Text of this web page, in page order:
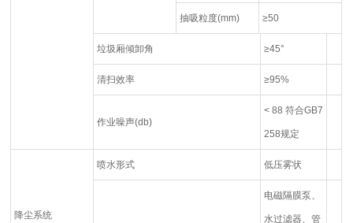
抽吸粒度(mm) ≥50
垃圾厢倾卸角 ≥45°
清扫效率 ≥95%
作业噪声(db)
< 88 符合GB7
258规定
降尘系统
喷水形式 低压雾状
电磁隔膜泵、
水过滤器、管